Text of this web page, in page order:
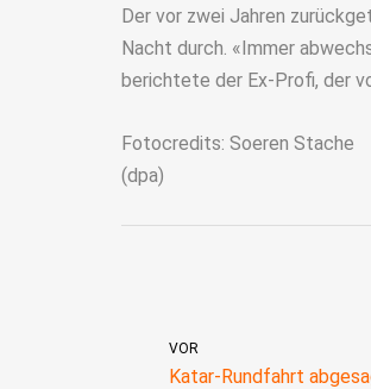
Der vor zwei Jahren
Nacht durch. «Immer
berichtete der Ex-Profi, der
Fotocredits: Soeren Stache
(dpa)
VOR
Katar-Rundfahrt